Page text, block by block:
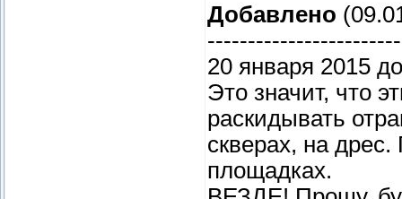
Добавлено
20 января 2015
Это значит, что
раскидывать
скверах, на
площадках.